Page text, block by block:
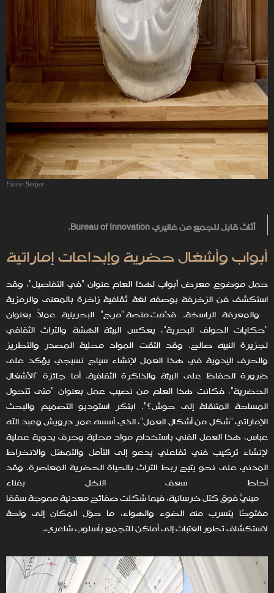
Florie Berger
أثاث قابل للجمع من غاليريBureau of Innovation
.
أبواب وأشغال حضرية وإبداعات إماراتية
حمل موضوع معرض أبواب لهذا العام عنوان "في التفاصيل"، وقد
استكشف فن الزخرفة بوصفه لغة ثقافية زاخرة بالمعنى والرمزية
والمعرفة الراسخة. قدّمت منصة "مرَج" البحرينية عملاً بعنوان
"حكايات الحواف البحرية"، يعكس البيئة الهشة والتراث الثقافي
لجزيرة النبيه صالح. وقد التقت المواد محلية المصدر والتطريز
والحرف اليدوية في هذا العمل لإنشاء سياج نسيجي يؤكد على
ضرورة الحفاظ على البيئة والذاكرة الثقافية. أما جائزة "الأشغال
الحضرية"، فكانت هذا العام من نصيب عمل بعنوان "متى تتحول
المساحة المتنقلة إلى حوش؟". ابتكر استوديو التصميم والبحث
الإماراتي "شكل من أشكال العمل"، الذي أسسه عمر درويش وعبد الله
عباس، هذا العمل الفني باستخدام مواد محلية وحرف يدوية عملية
لإنشاء تركيب فني تفاعلي يدعو إلى التأمل والتمهّل والانخراط
المدني على نحو يتيح ربط التراث بالحياة الحضرية المعاصرة. وقد
أحاط سعف النخل بفناء
مبنيّ فوق كتل خرسانية، فيما شكلت صفائح معدنية مموجة سقفًا
مفتوحًا يتسرب منه الضوء والهواء، ما حوّل المكان إلى واحة
لاستكشاف تطور العتبات إلى أماكن للتجمع بأسلوب شاعري.